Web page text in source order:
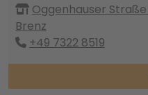
Oggenhauser Straße
Brenz
+49 7322 8519